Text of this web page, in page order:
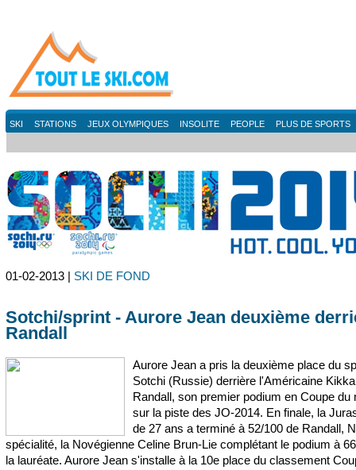
SKI STATIONS JEUX OLYMPIQUES INSOLITE PEOPLE PLUS DE SPORTS
01-02-2013 | SKI DE FOND
Sotchi/sprint - Aurore Jean deuxième
Randall
Aurore Jean a pris la deuxième place du
Sotchi (Russie) derrière l'Américaine
Randall, son premier podium en Coupe du
sur la piste des JO-2014. En finale, la
de 27 ans a terminé à 52/100 de Randall,
spécialité, la Novégienne Celine Brun-Lie complétant le podium à
la lauréate. Aurore Jean s'installe à la 10e place du classement